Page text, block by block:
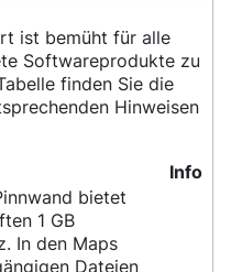
ist bemüht für alle
Softwareprodukte zu
finden Sie die
Hinweisen
Info
bietet
1 GB
In den Maps
Dateien